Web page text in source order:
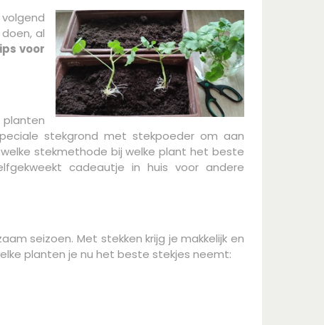
al
voor
planten
stekgrond met stekpoeder om aan
stekmethode bij welke plant het beste
cadeautje in huis voor andere
seizoen. Met stekken krijg je makkelijk en
planten je nu het beste stekjes neemt: